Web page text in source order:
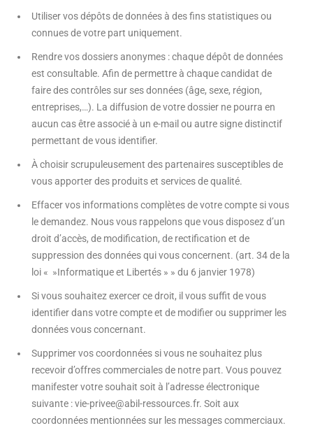
Utiliser vos dépôts de données à des fins statistiques ou
connues de votre part uniquement.
Rendre vos dossiers anonymes : chaque dépôt de données
est consultable. Afin de permettre à chaque candidat de
faire des contrôles sur ses données (âge, sexe, région,
entreprises,…). La diffusion de votre dossier ne pourra en
aucun cas être associé à un e-mail ou autre signe distinctif
permettant de vous identifier.
À choisir scrupuleusement des partenaires susceptibles de
vous apporter des produits et services de qualité.
Effacer vos informations complètes de votre compte si vous
le demandez. Nous vous rappelons que vous disposez d’un
droit d’accès, de modification, de rectification et de
suppression des données qui vous concernent. (art. 34 de la
loi « »Informatique et Libertés » » du 6 janvier 1978)
Si vous souhaitez exercer ce droit, il vous suffit de vous
identifier dans votre compte et de modifier ou supprimer les
données vous concernant.
Supprimer vos coordonnées si vous ne souhaitez plus
recevoir d’offres commerciales de notre part. Vous pouvez
manifester votre souhait soit à l’adresse électronique
suivante :vie-privee@abil-ressources.fr. Soit aux
coordonnées mentionnées sur les messages commerciaux.